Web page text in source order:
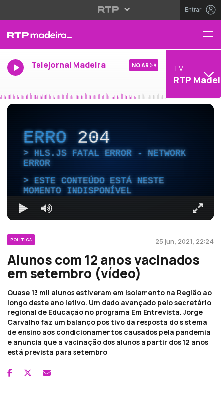
Entrar
Telejornal Madeira NO AR TV
RTP
ERRO204
HLS.JS FATAL ERROR - NETWORK
ERROR
ESTE CONTEÚDO ESTÁ NESTE
MOMENTO INDISPONÍVEL
POLÍTICA 25 jun, 2021, 22:24
Alunos com 12 anos vacinados
em setembro (vídeo)
Quase 13 mil alunos estiveram em isolamento na Região ao
longo deste ano letivo. Um dado avançado pelo secretário
regional de Educação no programa Em Entrevista. Jorge
Carvalho faz um balanço positivo da resposta do sistema
de ensino aos condicionamentos causados pela pandemia
e anuncia que a vacinação dos alunos a partir dos 12 anos
está prevista para setembro